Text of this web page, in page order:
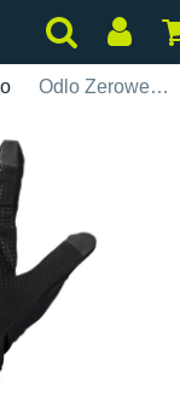
Odlo Zeroweight Warm